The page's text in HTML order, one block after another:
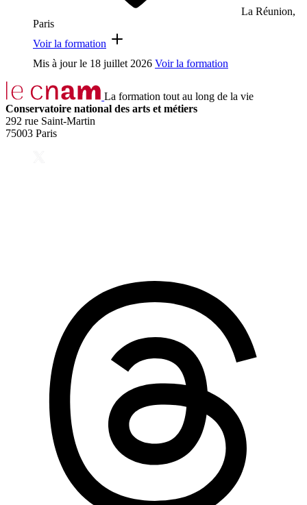
La Réunion,
Paris
Voir la formation
Mis à jour le 18 juillet 2026 Voir la formation
La formation tout au long de la vie
Conservatoire national des arts et métiers
292 rue Saint-Martin
75003 Paris